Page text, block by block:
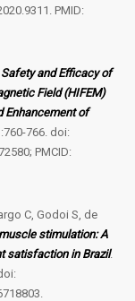
PMID:
Safety and Efficacy of
Field (HIFEM)
Enhancement of
766. doi:
PMCID:
C, Godoi S, de
stimulation: A
satisfaction in Brazil.